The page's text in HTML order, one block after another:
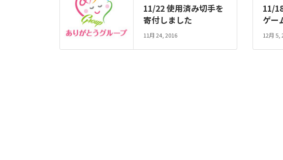
11/22 使用済み切手を
寄付しました
11月 24, 2016
11/
ゲー
12月 5,